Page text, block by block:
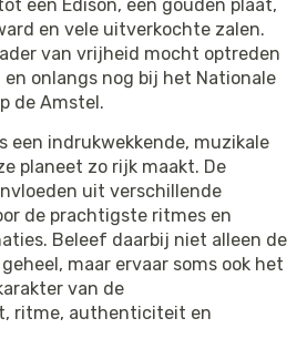
een Edison, een gouden plaat,
en vele uitverkochte zalen.
van vrijheid mocht optreden
en onlangs nog bij het Nationale
de Amstel.
een indrukwekkende, muzikale
planeet zo rijk maakt. De
uit verschillende
de prachtigste ritmes en
Beleef daarbij niet alleen de
maar ervaar soms ook het
van de
ritme, authenticiteit en